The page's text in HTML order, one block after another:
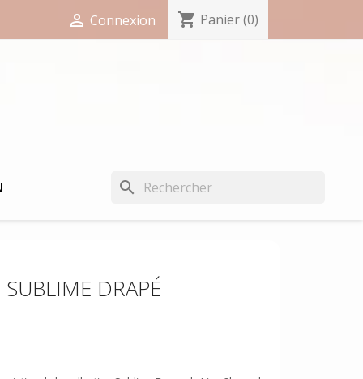
 Connexion shopping_cart Panier(0)
search
DRAPÉ